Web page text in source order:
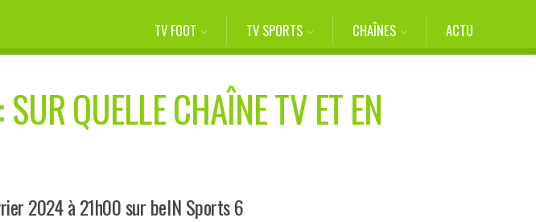
TV FOOT TV SPORTS CHAÎNES ACTU
: SUR QUELLE CHAÎNE TV ET EN
2024 à 21h00 sur beIN Sports 6